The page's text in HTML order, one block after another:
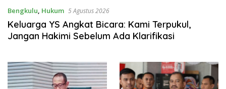
Bengkulu, Hukum 5 Agustus 2026
Keluarga YS Angkat Bicara: Kami Terpukul,
Jangan Hakimi Sebelum Ada Klarifikasi